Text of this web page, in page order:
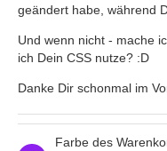
geändert habe, während
Und wenn nicht - mache
ich Dein CSS nutze? :D
Danke Dir schonmal im
Farbe des